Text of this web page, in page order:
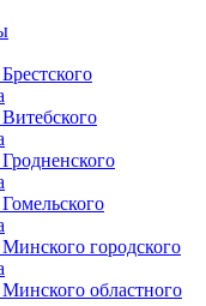
городского
областного